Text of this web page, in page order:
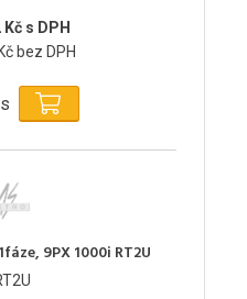
s DPH
bez DPH
9PX 1000i RT2U